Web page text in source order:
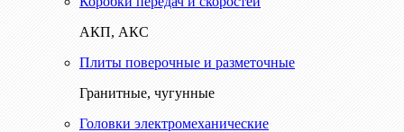
АКП, АКС
Плиты поверочные и разметочные
Гранитные, чугунные
Головки электромеханические